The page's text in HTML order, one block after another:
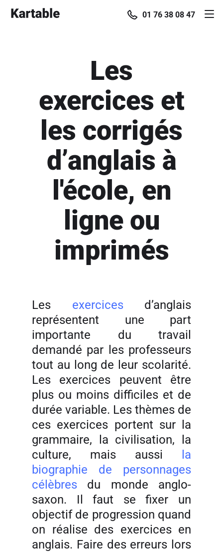
01 76 38 08 47
Les
exercices et
les corrigés
d’anglais à
l'école, en
ligne ou
imprimés
Les exercicesd’anglais
représentent une part
importante du travail
demandé par les professeurs
tout au long de leur scolarité.
Les exercices peuvent être
plus ou moins difficiles et de
durée variable. Les thèmes de
ces exercices portent sur la
grammaire, la civilisation, la
culture, mais aussi
la
biographie de personnages
célèbres du monde anglo-
saxon. Il faut se fixer un
objectif de progression quand
on réalise des exercices en
anglais. Faire des erreurs lors